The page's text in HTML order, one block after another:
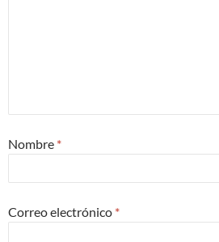
Nombre *
Correo electrónico *